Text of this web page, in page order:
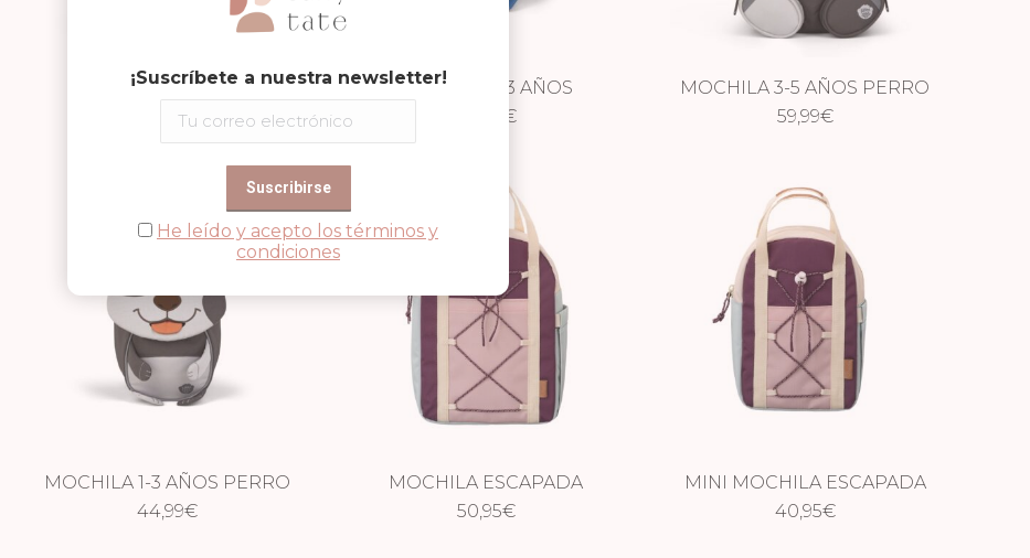
MOCHILA 3-5 AÑOS
ELEFANTE NUEVO
59,99€
MOCHILA 1-3 AÑOS
ELEFANTE NUEVO
€
MOCHILA 3-5 AÑOS PERRO
NUEVO
59,99€
MOCHILA 1-3 AÑOS PERRO
NUEVO
44,99€
MOCHILA ESCAPADA
BURDEOS
50,95€
MINI MOCHILA ESCAPADA
BURDEOS
40,95€
¡Suscríbete a nuestra newsletter!
He leído y acepto los términos y
condiciones